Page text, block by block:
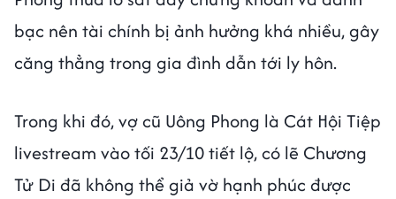
bạc nên tài chính bị ảnh hưởng khá nhiều, gây
căng thẳng trong gia đình dẫn tới ly hôn.
Trong khi đó, vợ cũ Uông Phong là Cát Hội Tiệp
livestream vào tối 23/10 tiết lộ, có lẽ Chương
Tử Di đã không thể giả vờ hạnh phúc được